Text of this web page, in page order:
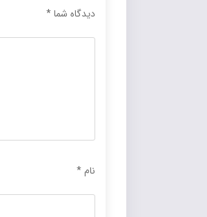
دیدگاه شما*
نام*